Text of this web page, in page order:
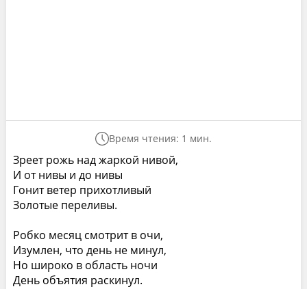
Время чтения: 1 мин.
Зреет рожь над жаркой нивой,
И от нивы и до нивы
Гонит ветер прихотливый
Золотые переливы.
Робко месяц смотрит в очи,
Изумлен, что день не минул,
Но широко в область ночи
День объятия раскинул.